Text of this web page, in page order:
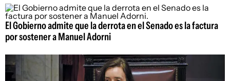
El Gobierno admite que la derrota en el Senado es la factura
por sostener a Manuel Adorni